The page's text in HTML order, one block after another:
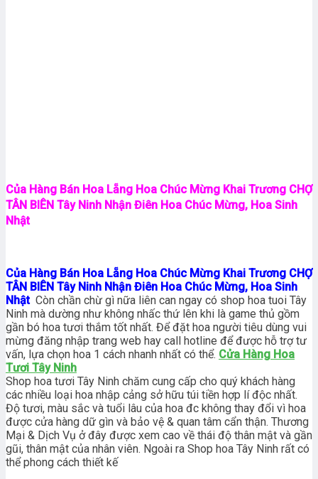
Của Hàng Bán Hoa Lẵng Hoa Chúc Mừng Khai Trương CHỢ
TÂN BIÊN Tây Ninh Nhận Điên Hoa Chúc Mừng, Hoa Sinh
Nhật
Của Hàng Bán Hoa Lẵng Hoa Chúc Mừng Khai Trương CHỢ
TÂN BIÊN Tây Ninh Nhận Điên Hoa Chúc Mừng, Hoa Sinh
Nhật Còn chần chừ gì nữa liên can ngay có shop hoa tuoi Tây
Ninh mà dường như không nhấc thứ lên khi là game thủ gồm
gần bó hoa tươi thắm tốt nhất. Để đặt hoa người tiêu dùng vui
mừng đăng nhập trang web hay call hotline để được hỗ trợ tư
vấn, lựa chọn hoa 1 cách nhanh nhất có thể. Cửa Hàng Hoa
Tươi Tây Ninh
Shop hoa tươi Tây Ninh chăm cung cấp cho quý khách hàng
các nhiều loại hoa nhập cảng sở hữu túi tiền hợp lí độc nhất.
Độ tươi, màu sắc và tuổi lâu của hoa đc không thay đổi vì hoa
được cửa hàng dữ gìn và bảo vệ & quan tâm cẩn thận. Thương
Mại & Dịch Vụ ở đây được xem cao về thái độ thân mật và gần
gũi, thân mật của nhân viên. Ngoài ra Shop hoa Tây Ninh rất có
thể phong cách thiết kế